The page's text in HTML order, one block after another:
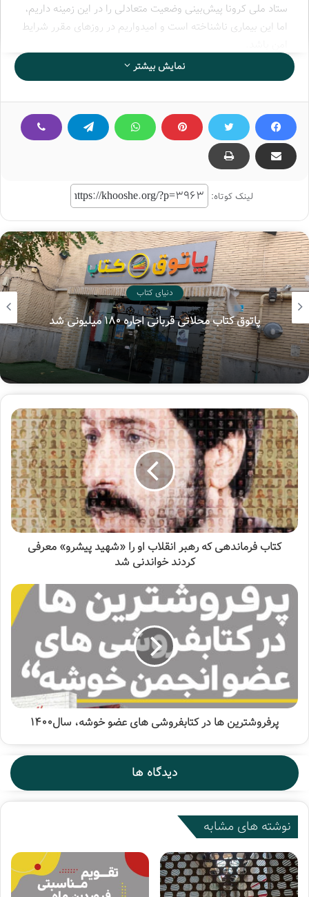
ستاد ملی کرونا پیش‌بینی وضعیت متعادلی را در این زمینه داریم،
اما این بیماری ناشناخته است و امیدواریم در روزهای مقرر شرایط
وی ادامه داد: نمایشگاه کتاب تهران بزرگترین رویداد فرهنگی
کشور است که در آن برگزاری نشست‌های علمی و نقد و بررسی از
اهمیت بالایی برخوردار است.
ضرورت ترجمه آثار فاخر ادبی ایران
وزیر ارشاد با بیان اینکه تخصیص بخشی از بودجه فرهنگی
سفر‌های استانی یکی از راه‌های توسعه کتابفروشی‌ها است،
تصریح کرد: باید بر تقویت بخش‌های علمی و فرهنگی این رویداد
فرهنگی و ترجمه آثار فاخر ایرانی به زبان‌های دیگر با سیاست‌های
تشویقی که مورد تأکید مقام معظم رهبری است، توجه شود و
مورد حمایت قرار گیرد.
اسماعیلی با اشاره به مزیت‌های برگزاری نمایشگاه کتاب در قالب
مجازی خاطر نشان کرد: فروش مجازی این امکان را می‌دهد تا
افراد در اقصی‌نقاط کشور، مشابه بازدیدکنندگان پایتخت به
کتاب‌های عرضه شده در نمایشگاه دسترسی داشته باشند.
بازدیدکنندگان نمایشگاه
اسماعیلی با اشاره به نقش رسانه در اطلاع‌رسانی نمایشگاه کتاب
تهران ادامه داد: برگزاری نمایشگاه کتاب تهران شبکه تبلیغاتی و
رسانه‌ای ایجاد می‌کند. باید به موضوعاتی مانند رعایت
شیوه‌نامه‌های بهداشتی، ترافیک شهری و هزینه‌های برگزاری این
رویداد توجه داشته باشیم و در عین حال این بسته فرهنگی را
حفظ کنیم.
فناوری‌های نوین برای دسترسی آسان‌تر بازدیدکنندگان نمایشگاه
به کتاب‌های مورد نظرشان بیان کرد: باید بتوانیم با نرم‌افزارها و
برنامه‌ها زمینه دسترسی سریع و راحت‌تر مردم به کتاب در
نمایشگاه بین‌المللی کتاب تهران را فراهم کنیم.
اسماعیلی درباره بخش کودک و نوجوان این دوره از نمایشگاه
کتاب تهران گفت: در دومین نمایشگاه مجازی کتاب تهران
بیشترین میزان فروش به کتاب‌های کودک و نوجوان اختصاص
داشت. بنابراین ضروری است تا اقدامات قابل توجهی برای این
بخش پیش‌بینی شود، زیرا حوزه کودک و نوجوان بسیار با اهمیت
وی افزود: موضوع کتابفروشی‌ها یکی از دغدغه‌های من است و
نمایشگاه بین‌المللی کتاب تهران با محوریت ارائه تسهیلات به
باید توجه شود.
نمایش بیشتر
لینک کوتاه:
دنیای کتاب
هفتمین پویش ملی «سفیر حسین(ع)»
کتاب فرماندهی که رهبر انقلاب او را «شهید پیشرو» معرفی
کردند خواندنی شد
پرفروشترین ها در کتابفروشی های عضو خوشه، سال1400
دیدگاه ها
نوشته های مشابه